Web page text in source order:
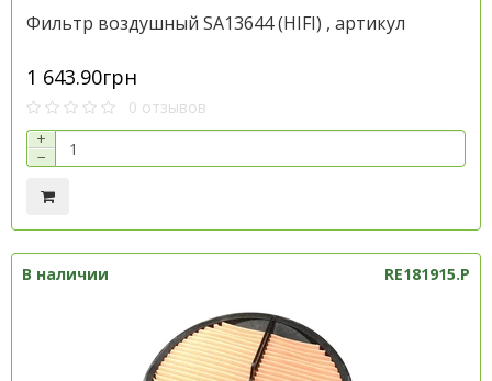
Фильтр воздушный SA13644 (HIFI) , артикул
1 643.90грн
0 отзывов
+
−
В наличии RE181915.P